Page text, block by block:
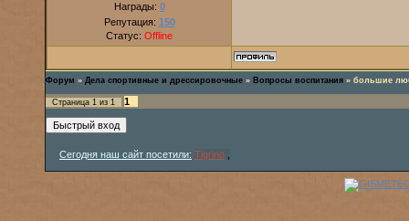
Награды: 0
Репутация: 150
Статус: Offline
Форум » Дела спортивные и дрессировочные » Вопросы воспитания » большие
Страница 1 из 1 1
Сегодня наш сайт посетили: Tigrino